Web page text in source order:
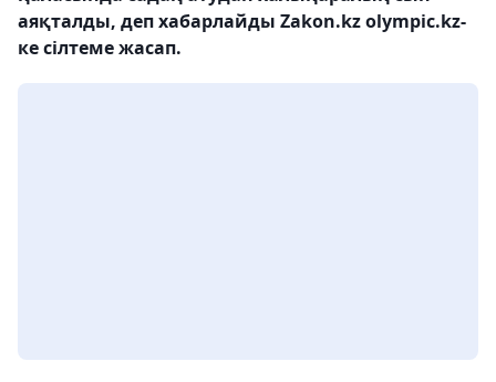
аяқталды, деп хабарлайды Zakon.kz olympic.kz-
ке сілтеме жасап.